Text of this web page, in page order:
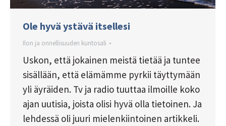
Ole hyvä ystävä itsellesi
Ilon ja onnellisuuden kuntosali
Uskon, että jokainen meistä tietää ja tuntee
sisällään, että elämämme pyrkii täyttymään
yli äyräiden. Tv ja radio tuuttaa ilmoille koko
ajan uutisia, joista olisi hyvä olla tietoinen. Ja
lehdessä oli juuri mielenkiintoinen artikkeli.